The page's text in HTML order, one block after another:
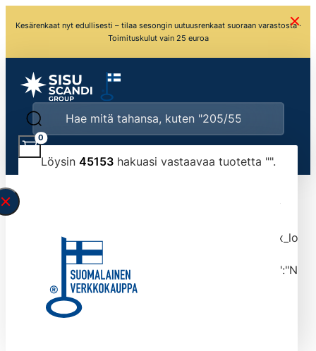
Kesärenkaat nyt edullisesti – tilaa sesongin uutuusrenkaat suoraan varastosta ·
Toimituskulut vain 25 euroa
Löysin 45153hakuasi vastaavaa tuotetta "".
typed the search query correctly.<br>Currently
tmlmvi","meta_query":
data-original-query-vars="[]" data-page="1"
data-max-pages="4516" data-start="1" data-
end="10">
0